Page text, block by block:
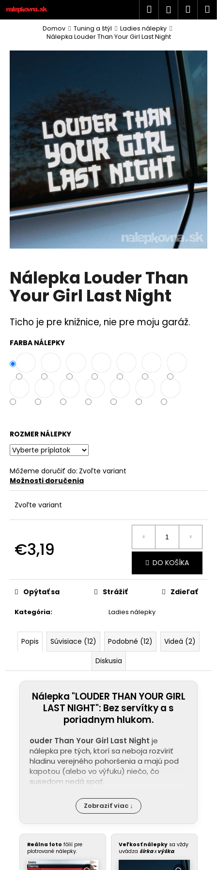
Prejsť
na
obsah
Hľadať
Domov Tuning a štýl
Ladies nálepky
Nálepka Louder Than Your Girl Last Night
Nálepka Louder Than
Your Girl Last Night
Ticho je pre knižnice, nie pre moju garáž.
FARBA NÁLEPKY
ROZMER NÁLEPKY
Môžeme doručiť do: Zvoľte variant
Možnosti doručenia
Zvoľte variant
€3,19
DO KOŠÍKA
Kategória: Ladies nálepky
Opýtať sa Strážiť Zdieľať
Popis Súvisiace (12) Podobné (12)
Videá (2)
Diskusia
Nálepka "LOUDER THAN YOUR GIRL
LAST NIGHT": Bez servítky a s
poriadnym hlukom.
ouder Than Your Girl Last Night je
nálepka pre tých, ktorí sa neboja rozvíriť
hladinu verejného pohoršenia a majú pod
kapotou (alebo vo výfuku) niečo, čo
susedom nedá spať.
Zobraziť viac ↓
Reálna foto fólií pre
plotrované nálepky.
Veľkosť nálepky sa vždy
uvádza šírkaxvýška.
K
o Späť
Späť
Č
e
b
u
j
e
t
e
n
á
j
ť
?
HĽADAŤ
O
d
p
o
č
a
m
e